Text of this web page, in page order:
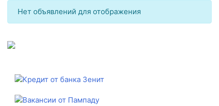
Нет объявлений для отображения